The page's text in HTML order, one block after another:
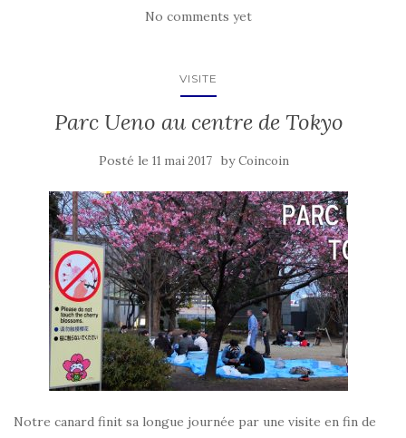
No comments yet
VISITE
Parc Ueno au centre de Tokyo
Posté le 11 mai 2017 byCoincoin
Notre canard finit sa longue journée par une visite en fin de